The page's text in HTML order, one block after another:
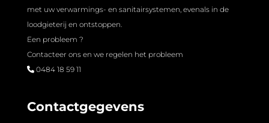
met uw verwarmings- en sanitairsystemen, evenals in de
loodgieterij en ontstoppen.
Een probleem ?
Contacteer ons en we regelen het probleem
0484 18 59 11
Contactgegevens